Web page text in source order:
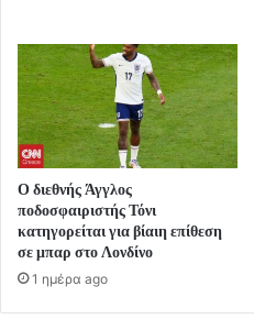
Ο διεθνής Άγγλος
ποδοσφαιριστής Τόνι
κατηγορείται για βίαιη επίθεση
σε μπαρ στο Λονδίνο
1 ημέρα ago